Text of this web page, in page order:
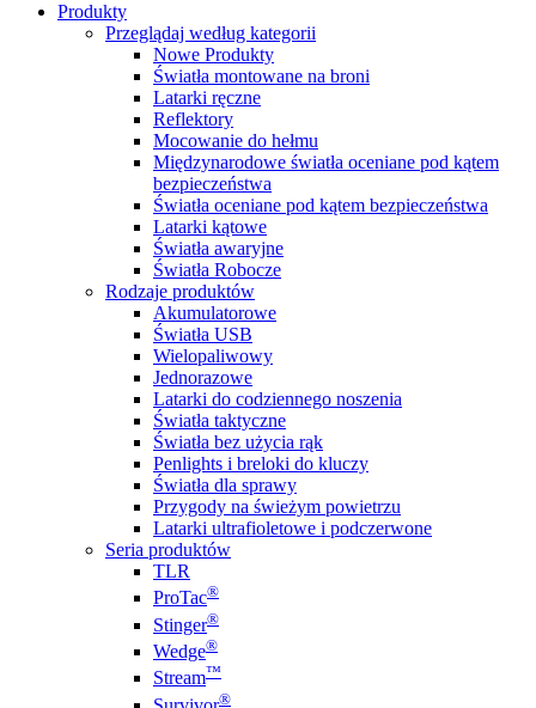
Produkty
Przeglądaj według kategorii
Nowe Produkty
Światła montowane na broni
Latarki ręczne
Reflektory
Mocowanie do hełmu
Międzynarodowe światła oceniane pod kątem
bezpieczeństwa
Światła oceniane pod kątem bezpieczeństwa
Latarki kątowe
Światła awaryjne
Światła Robocze
Rodzaje produktów
Akumulatorowe
Światła USB
Wielopaliwowy
Jednorazowe
Latarki do codziennego noszenia
Światła taktyczne
Światła bez użycia rąk
Penlights i breloki do kluczy
Światła dla sprawy
Przygody na świeżym powietrzu
Latarki ultrafioletowe i podczerwone
Seria produktów
TLR
ProTac®
Stinger®
Wedge®
Stream™
®